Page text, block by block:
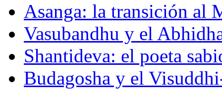
Asanga: la transición al
Vasubandhu y el
Shantideva: el poeta
Budagosha y el